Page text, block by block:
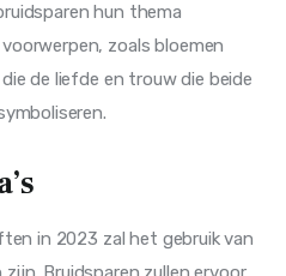
hun thema
zoals bloemen
de liefde en trouw die beide
in 2023 zal het gebruik van